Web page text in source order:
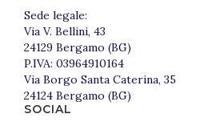
Sede legale:
Via V. Bellini, 43
24129 Bergamo (BG)
P.IVA: 03964910164
Via Borgo Santa Caterina, 35
24124 Bergamo (BG)
SOCIAL